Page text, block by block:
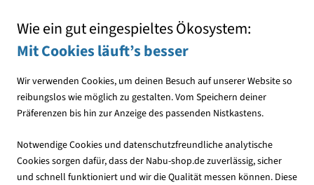
Wie ein gut eingespieltes Ökosystem:
Mit Cookies läuft’s besser
Wir verwenden Cookies, um deinen Besuch auf unserer Website so
reibungslos wie möglich zu gestalten. Vom Speichern deiner
Präferenzen bis hin zur Anzeige des passenden Nistkastens.
Notwendige Cookies und datenschutzfreundliche analytische
Cookies sorgen dafür, dass der Nabu-shop.de zuverlässig, sicher
und schnell funktioniert und wir die Qualität messen können. Diese
Publikationen Kinder & Jugendliche Zubehör für Kinder